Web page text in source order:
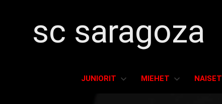
sc saragoza
JUNIORIT MIEHET NAISET